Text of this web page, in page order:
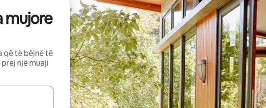
mujore
që të bëjnë të
një muaji
lëviz me butonat e shigjetave lart e poshtë ose eksploro duke prekur ose duke